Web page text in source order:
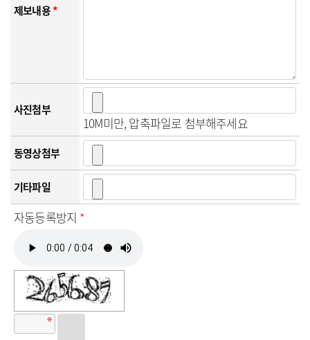
제보내용*
사진첨부
10M미만, 압축파일로 첨부해주세요
동영상첨부
기타파일
자동등록방지 *